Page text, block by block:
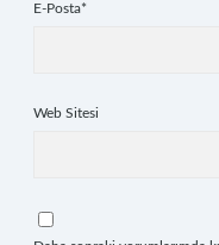
E-Posta*
Web Sitesi